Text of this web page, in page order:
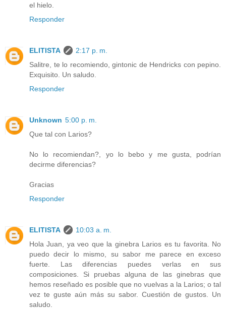
el hielo.
Responder
ELITISTA
2:17 p. m.
Salitre, te lo recomiendo, gintonic de Hendricks con pepino.
Exquisito. Un saludo.
Responder
Unknown 5:00 p. m.
Que tal con Larios?
No lo recomiendan?, yo lo bebo y me gusta, podrían
decirme diferencias?
Gracias
Responder
ELITISTA
10:03 a. m.
Hola Juan, ya veo que la ginebra Larios es tu favorita. No
puedo decir lo mismo, su sabor me parece en exceso
fuerte. Las diferencias puedes verlas en sus
composiciones. Si pruebas alguna de las ginebras que
hemos reseñado es posible que no vuelvas a la Larios; o tal
vez te guste aún más su sabor. Cuestión de gustos. Un
saludo.